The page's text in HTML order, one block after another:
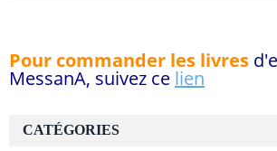
CATÉGORIES
Pour commander les livres
MessanA, suivez ce lien